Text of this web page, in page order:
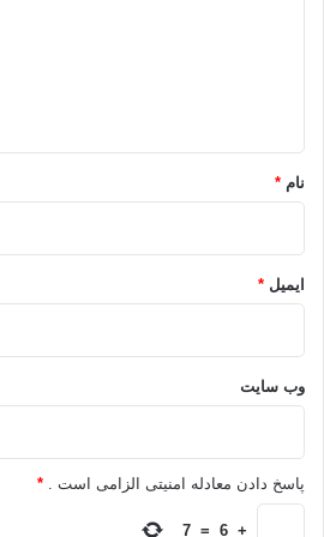
نام *
ایمیل *
وب‌ سایت
پاسخ دادن معادله امنیتی الزامی است . *
+
6
=
7